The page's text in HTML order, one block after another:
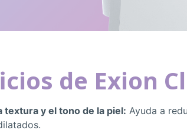
de Exion
textura y el tono de la piel: Ayuda a